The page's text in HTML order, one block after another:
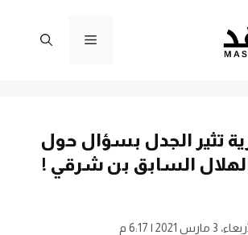
القائمة
تثير الجدل بسؤال حول
السابق بن شرقي !
3 مارس 2021 | 6:17 م